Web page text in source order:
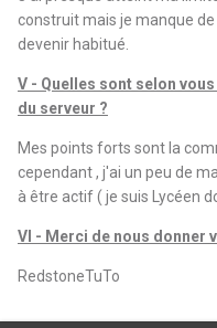
construit mais je manque
devenir habitué.
V - Quelles sont selon
du serveur ?
Mes points forts sont la
cependant , j'ai un peu de
à être actif ( je suis Lycéen
VI - Merci de nous donner
RedstoneTuTo